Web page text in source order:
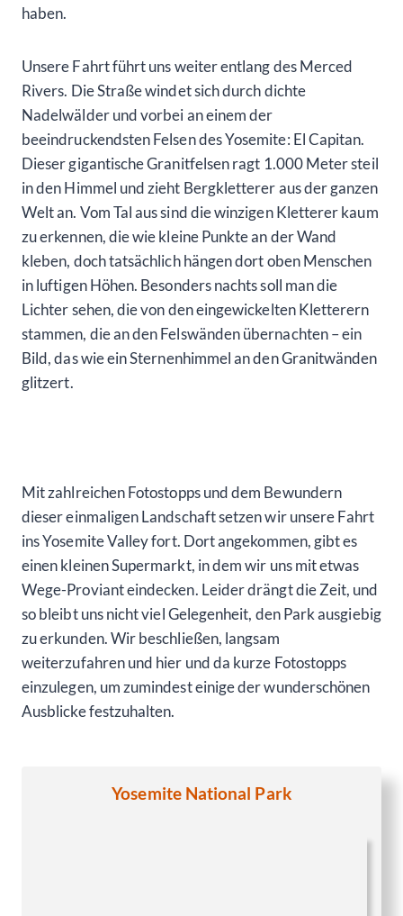
haben.
Unsere Fahrt führt uns weiter entlang des Merced
Rivers. Die Straße windet sich durch dichte
Nadelwälder und vorbei an einem der
beeindruckendsten Felsen des Yosemite: El Capitan.
Dieser gigantische Granitfelsen ragt 1.000 Meter steil
in den Himmel und zieht Bergkletterer aus der ganzen
Welt an. Vom Tal aus sind die winzigen Kletterer kaum
zu erkennen, die wie kleine Punkte an der Wand
kleben, doch tatsächlich hängen dort oben Menschen
in luftigen Höhen. Besonders nachts soll man die
Lichter sehen, die von den eingewickelten Kletterern
stammen, die an den Felswänden übernachten – ein
Bild, das wie ein Sternenhimmel an den Granitwänden
glitzert.
Mit zahlreichen Fotostopps und dem Bewundern
dieser einmaligen Landschaft setzen wir unsere Fahrt
ins Yosemite Valley fort. Dort angekommen, gibt es
einen kleinen Supermarkt, in dem wir uns mit etwas
Wege-Proviant eindecken. Leider drängt die Zeit, und
so bleibt uns nicht viel Gelegenheit, den Park ausgiebig
zu erkunden. Wir beschließen, langsam
weiterzufahren und hier und da kurze Fotostopps
einzulegen, um zumindest einige der wunderschönen
Ausblicke festzuhalten.
Yosemite National Park